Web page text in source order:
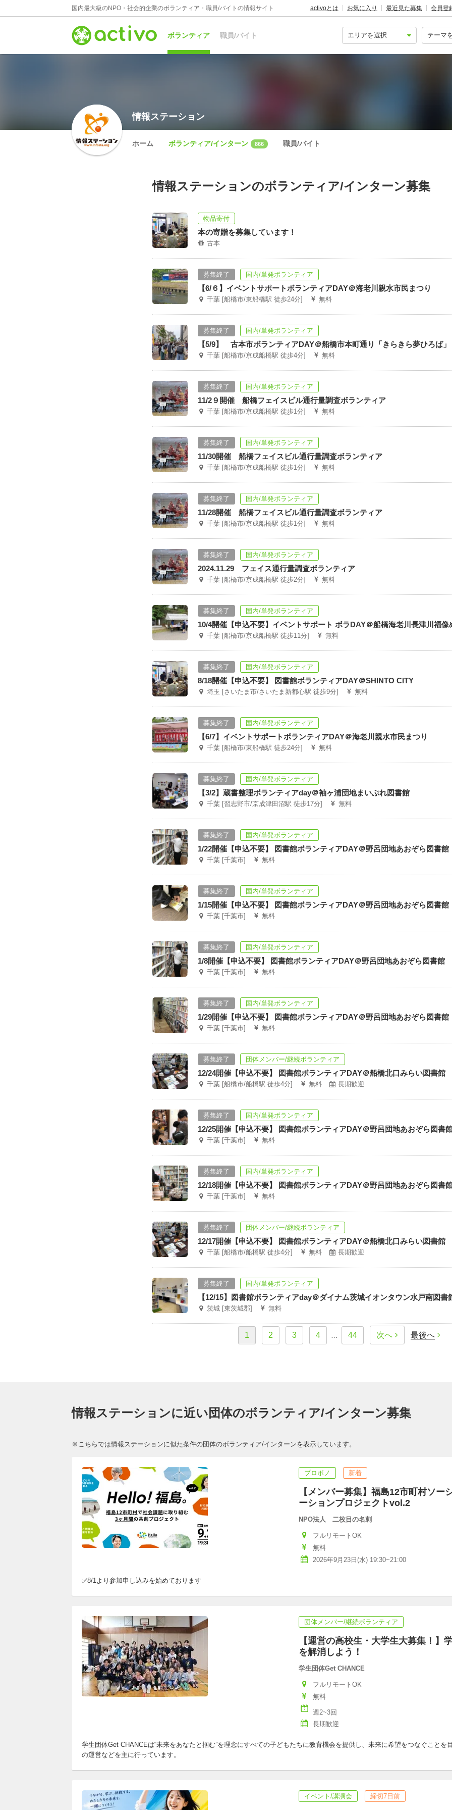
国内最大級のNPO・社会的企業のボランティア・職員/バイトの情報サイト activoとは お気に入り 最近見た募集 会員登
ボランティア 職員/バイト
情報ステーション
ホーム ボランティア/インターン 866 職員/バイト
情報ステーションのボランティア/インターン募集
物品寄付
本の寄贈を募集しています！
古本
募集終了 国内/単発ボランティア
【6/６】イベントサポートボランティアDAY＠海老川親水市民まつり
千葉 [船橋市/東船橋駅 徒歩24分] 無料
募集終了 国内/単発ボランティア
【5/9】 古本市ボランティアDAY＠船橋市本町通り「きらきら夢ひろば」
千葉 [船橋市/京成船橋駅 徒歩4分] 無料
募集終了 国内/単発ボランティア
11/2９開催 船橋フェイスビル通行量調査ボランティア
千葉 [船橋市/京成船橋駅 徒歩1分] 無料
募集終了 国内/単発ボランティア
11/30開催 船橋フェイスビル通行量調査ボランティア
千葉 [船橋市/京成船橋駅 徒歩1分] 無料
募集終了 国内/単発ボランティア
11/28開催 船橋フェイスビル通行量調査ボランティア
千葉 [船橋市/京成船橋駅 徒歩1分] 無料
募集終了 国内/単発ボランティア
2024.11.29 フェイス通行量調査ボランティア
千葉 [船橋市/京成船橋駅 徒歩2分] 無料
募集終了 国内/単発ボランティア
10/4開催【申込不要】イベントサポート ボラDAY＠船橋海老川長津川福像
千葉 [船橋市/京成船橋駅 徒歩11分] 無料
募集終了 国内/単発ボランティア
8/18開催【申込不要】 図書館ボランティアDAY＠SHINTO CITY
埼玉 [さいたま市/さいたま新都心駅 徒歩9分] 無料
募集終了 国内/単発ボランティア
【6/7】イベントサポートボランティアDAY＠海老川親水市民まつり
千葉 [船橋市/東船橋駅 徒歩24分] 無料
募集終了 国内/単発ボランティア
【3/2】蔵書整理ボランティアday＠袖ヶ浦団地まいぷれ図書館
千葉 [習志野市/京成津田沼駅 徒歩17分] 無料
募集終了 国内/単発ボランティア
1/22開催【申込不要】 図書館ボランティアDAY＠野呂団地あおぞら図書館
千葉 [千葉市] 無料
募集終了 国内/単発ボランティア
1/15開催【申込不要】 図書館ボランティアDAY＠野呂団地あおぞら図書館
千葉 [千葉市] 無料
募集終了 国内/単発ボランティア
1/8開催【申込不要】 図書館ボランティアDAY＠野呂団地あおぞら図書館
千葉 [千葉市] 無料
募集終了 国内/単発ボランティア
1/29開催【申込不要】 図書館ボランティアDAY＠野呂団地あおぞら図書館
千葉 [千葉市] 無料
募集終了 団体メンバー/継続ボランティア
12/24開催【申込不要】 図書館ボランティアDAY＠船橋北口みらい図書館
千葉 [船橋市/船橋駅 徒歩4分] 無料 長期歓迎
募集終了 国内/単発ボランティア
12/25開催【申込不要】 図書館ボランティアDAY＠野呂団地あおぞら図書
千葉 [千葉市] 無料
募集終了 国内/単発ボランティア
12/18開催【申込不要】 図書館ボランティアDAY＠野呂団地あおぞら図書
千葉 [千葉市] 無料
募集終了 団体メンバー/継続ボランティア
12/17開催【申込不要】 図書館ボランティアDAY＠船橋北口みらい図書館
千葉 [船橋市/船橋駅 徒歩4分] 無料 長期歓迎
募集終了 国内/単発ボランティア
【12/15】図書館ボランティアday＠ダイナム茨城イオンタウン水戸南図書
茨城 [東茨城郡] 無料
1 2 3 4 … 44 次へ 最後へ
情報ステーションに近い団体のボランティア/インターン募集
※こちらでは情報ステーションに似た条件の団体のボランティア/インターンを表示しています。
プロボノ 新着
【メンバー募集】福島12市町村ソー
ーションプロジェクトvol.2
NPO法人 二枚目の名刺
フルリモートOK
無料
2026年9月23日(水) 19:30~21:00
✅8/1より参加申し込みを始めております
団体メンバー/継続ボランティア
【運営の高校生・大学生大募集！】
を解消しよう！
学生団体Get CHANCE
フルリモートOK
無料
週2~3回
長期歓迎
学生団体Get CHANCEは“未来をあなたと掴む”を理念にすべての子どもたちに教育機会を提供し、未来に希望をつなぐこと
の運営などを主に行っています。
イベント/講演会 締切7日前